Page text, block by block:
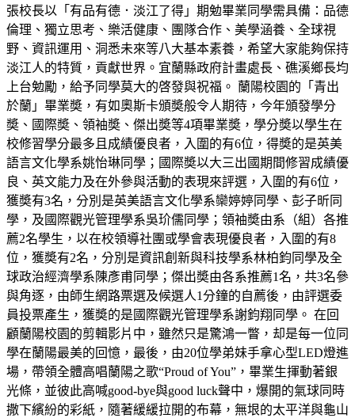
張校長以「有品有德．淡江了得」期勉畢業同學需具備：品德
倫理、獨立思考、樂活健康、團隊合作、美學涵養、全球視
野、資訊運用、洞悉未來等八大基本素養，希望大家能夠保持
淡江人的特質，貢獻世界。宜蘭縣政府計畫處長、礁溪鄉長均
上台勉勵，給予同學莫大的啓發與祝福。 蘭陽校園的「青出
於蘭」畢業奬，有如奧斯卡頒奬般令人期待，今年頒發學分
奬、國際奬、領袖奬、傑出奬等4項畢業奬，學分奬以學生在
校修習學分最多且成績優良者，入圍的有6位，得奬的是英美
語言文化學系姚怡琳同學；國際奬以大三出國期間修習成績優
良、英文能力及在外參與活動的表現來評選，入圍的有6位，
獲奬有3名，分別是英美語言文化學系欒婷婷同學、彭子昕同
學，及國際觀光管理學系吳玠儒同學；領袖奬由系（組）各推
薦2名學生，以在校領導社團或學會表現優良者，入圍的有8
位，獲奬有2名，分別是資訊創新與科技學系林柏鈞同學及全
球政治經濟學系陳彥甫同學；傑出奬由各系推薦1名，共3名參
與角逐，由師生網路票選及候選人1分鐘的自薦後，由評選委
員投票產生，獲奬的是國際觀光管理學系謝鈞翔同學。 在回
顧蘭陽校園的剪輯影片中，雖然只是驚鴻一瞥，却是每一位同
學在蘭陽最美的回憶，最後，由20位學弟妹手拿心型LED燈進
場，帶領全體高唱蘭陽之歌“Proud of You”，畢業生揮動著銀
光條，並彼此高喊good-bye與good luck聲中，爆開的氣球同時
撒下繽紛的彩紙，隨著緩緩拉開的布幕，無垠的太平洋與龜山